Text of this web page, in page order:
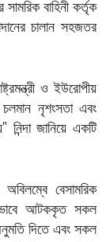
সামরিক বাহিনী কর্তৃক
চালান সহজতর
ও ইউরোপীয়
চলমান নৃশংসতা এবং
নিন্দা জানিয়ে একটি
অবিলম্বে বেসামরিক
আটককৃত সকল
দিতে এবং সকল